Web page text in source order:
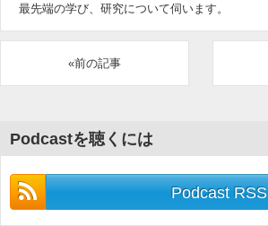
最先端の学び、研究について伺います。
«前の記事
Podcastを聴くには
Podcast RSS